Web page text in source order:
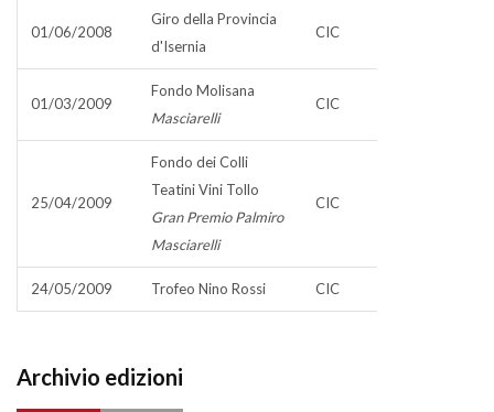
01/06/2008
Giro della Provincia
d'Isernia
CIC
01/03/2009
Fondo Molisana
Masciarelli
CIC
25/04/2009
Fondo dei Colli
Teatini Vini Tollo
Gran Premio Palmiro
Masciarelli
CIC
24/05/2009 Trofeo Nino Rossi CIC
Archivio edizioni